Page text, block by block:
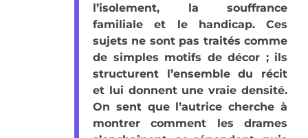
l’isolement, la souffrance
familiale et le handicap. Ces
sujets ne sont pas traités comme
de simples motifs de décor ; ils
structurent l’ensemble du récit
et lui donnent une vraie densité.
On sent que l’autrice cherche à
montrer comment les drames